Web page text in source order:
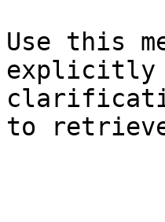
Use this
explicitly